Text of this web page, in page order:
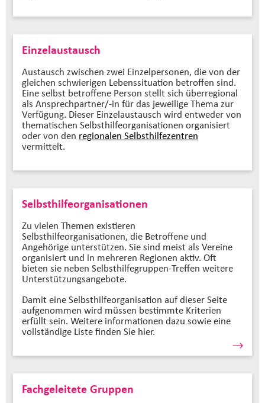
Einzelaustausch
Austausch zwischen zwei Einzelpersonen, die von der
gleichen schwierigen Lebenssituation betroffen sind.
Eine selbst betroffene Person stellt sich überregional
als Ansprechpartner/-in für das jeweilige Thema zur
Verfügung. Dieser Einzelaustausch wird entweder von
thematischen Selbsthilfeorganisationen organisiert
oder von den regionalen Selbsthilfezentren
vermittelt.
Selbsthilfeorganisationen
Zu vielen Themen existieren
Selbsthilfeorganisationen, die Betroffene und
Angehörige unterstützen. Sie sind meist als Vereine
organisiert und in mehreren Regionen aktiv. Oft
bieten sie neben Selbsthilfegruppen-Treffen weitere
Unterstützungsangebote.
Damit eine Selbsthilfeorganisation auf dieser Seite
aufgenommen wird müssen bestimmte Kriterien
erfüllt sein. Weitere informationen dazu sowie eine
vollständige Liste finden Sie hier.
Fachgeleitete Gruppen